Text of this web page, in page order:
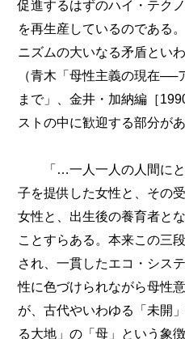
促進するはずのハイ・テク
を再生産しているのである
ニズムの大いなる矛盾とい
（青木「母性主義の現在
まで」、金井・加納編［
ストの中に歓迎する部分が
「…一人一人の人間にと
子を提供した女性と、その
女性と、出生後の養育者と
ことすらある。本来この三
され、一貫したエコ・シス
性に色づけられながら母性
が、古代やいわゆる「未開
る大地」の「母」という象